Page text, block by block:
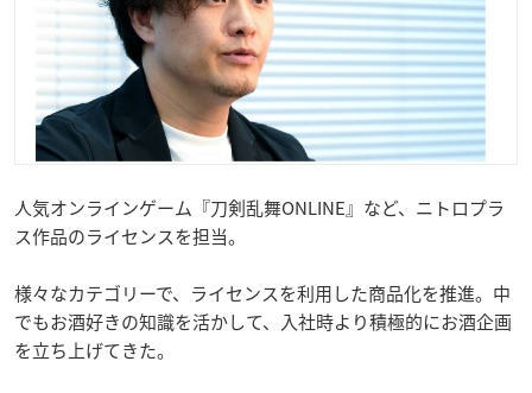
人気オンラインゲーム『刀剣乱舞ONLINE』など、ニトロプラ
ス作品のライセンスを担当。
様々なカテゴリーで、ライセンスを利用した商品化を推進。中
でもお酒好きの知識を活かして、入社時より積極的にお酒企画
を立ち上げてきた。